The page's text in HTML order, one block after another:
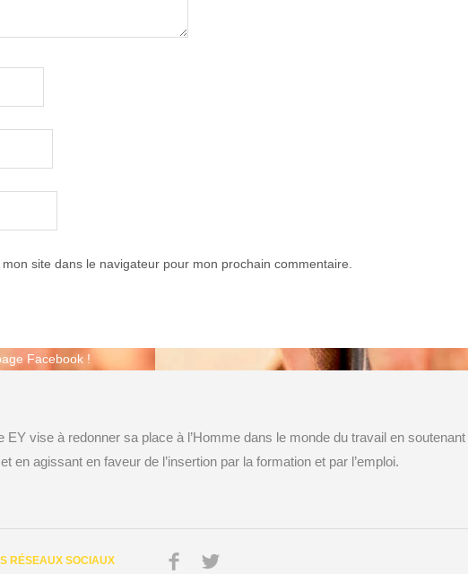
site dans le navigateur pour mon prochain commentaire.
Facebook !
EY vise à redonner sa place à l’Homme dans le monde du travail en soutenant
en agissant en faveur de l’insertion par la formation et par l’emploi.
RÉSEAUX SOCIAUX